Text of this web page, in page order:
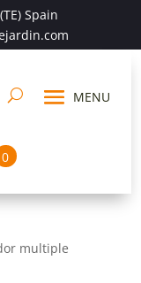
Spain
0
multiple